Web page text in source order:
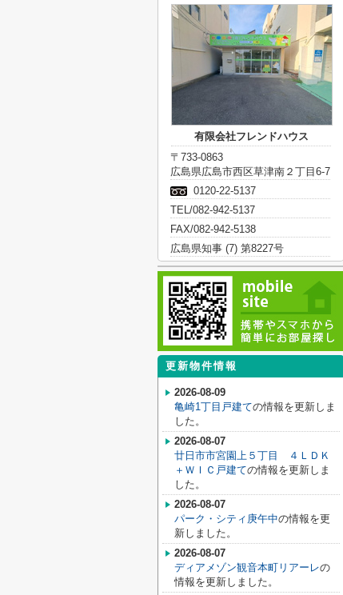
有限会社フレンドハウス
〒733-0863
広島県広島市西区草津南２丁目6-7
0120-22-5137
TEL/082-942-5137
FAX/082-942-5138
広島県知事 (7) 第8227号
更新物件情報
2026-08-09
亀崎1丁目戸建ての情報を更新しま
した。
2026-08-07
廿日市市宮園上５丁目 ４ＬＤＫ
＋ＷＩＣ戸建ての情報を更新しま
した。
2026-08-07
パーク・シティ庚午中の情報を更
新しました。
2026-08-07
ディアメゾン観音本町リアーレの
情報を更新しました。